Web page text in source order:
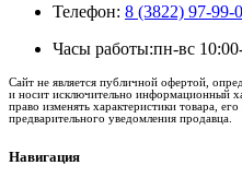
Телефон: 8 (3822) 97-99-
Часы работы:пн-вс
Сайт не является публичной офертой,
и носит исключительно информационный
право изменять характеристики товара,
предварительного уведомления продавца.
Навигация